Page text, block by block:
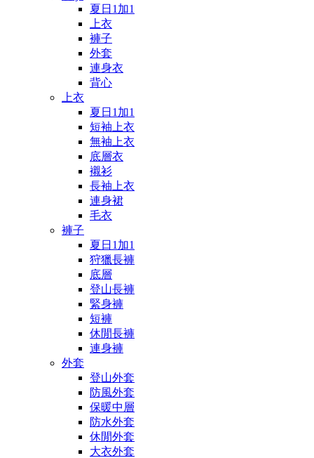
夏日1加1
上衣
褲子
外套
連身衣
背心
上衣
夏日1加1
短袖上衣
無袖上衣
底層衣
襯衫
長袖上衣
連身裙
毛衣
褲子
夏日1加1
狩獵長褲
底層
登山長褲
緊身褲
短褲
休閒長褲
連身褲
外套
登山外套
防風外套
保暖中層
防水外套
休閒外套
大衣外套